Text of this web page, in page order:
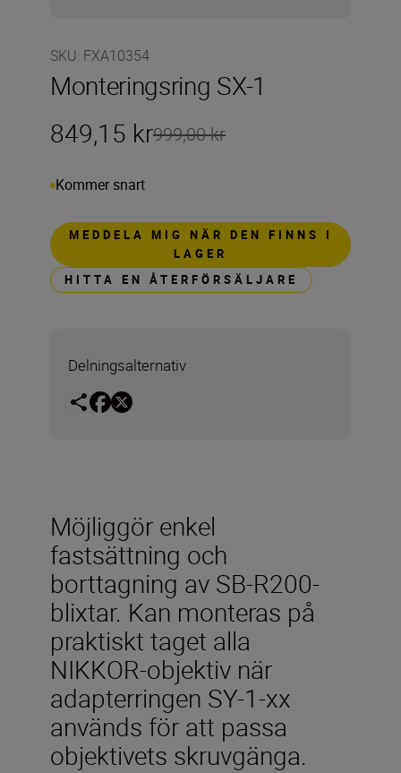
SKU: FXA10354
Monteringsring SX-1
849,15 kr999,00 kr
Kommer snart
MEDDELA MIG NÄR DEN FINNS I
LAGER
HITTA EN ÅTERFÖRSÄLJARE
Delningsalternativ
Möjliggör enkel
fastsättning och
borttagning av SB-R200-
blixtar. Kan monteras på
praktiskt taget alla
NIKKOR-objektiv när
adapterringen SY-1-xx
används för att passa
objektivets skruvgänga.